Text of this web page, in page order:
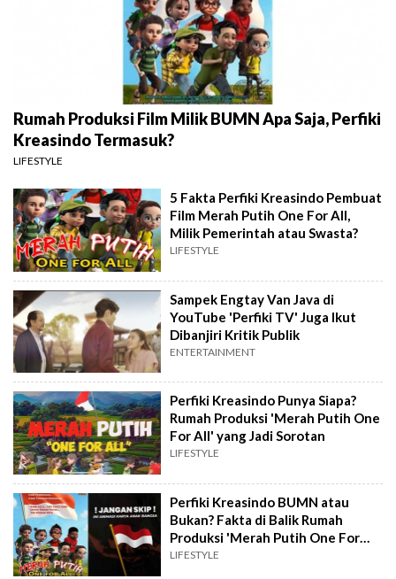
Rumah Produksi Film Milik BUMN Apa Saja, Perfiki
Kreasindo Termasuk?
LIFESTYLE
5 Fakta Perfiki Kreasindo Pembuat
Film Merah Putih One For All,
Milik Pemerintah atau Swasta?
LIFESTYLE
Sampek Engtay Van Java di
YouTube 'Perfiki TV' Juga Ikut
Dibanjiri Kritik Publik
ENTERTAINMENT
Perfiki Kreasindo Punya Siapa?
Rumah Produksi 'Merah Putih One
For All' yang Jadi Sorotan
LIFESTYLE
Perfiki Kreasindo BUMN atau
Bukan? Fakta di Balik Rumah
Produksi 'Merah Putih One For
All'
LIFESTYLE